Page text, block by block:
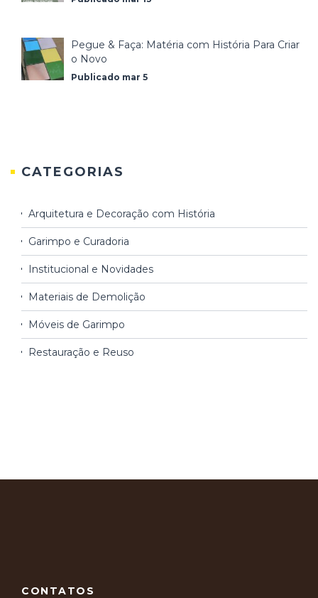
Pegue & Faça: Matéria com História Para Criar
o Novo
Publicado mar 5
CATEGORIAS
Arquitetura e Decoração com História
Garimpo e Curadoria
Institucional e Novidades
Materiais de Demolição
Móveis de Garimpo
Restauração e Reuso
CONTATOS